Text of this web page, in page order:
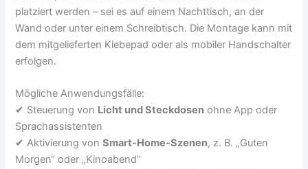
platziert werden – sei es auf einem Nachttisch, an der
Wand oder unter einem Schreibtisch. Die Montage kann mit
dem mitgelieferten Klebepad oder als mobiler Handschalter
erfolgen.
Mögliche Anwendungsfälle:
✔ Steuerung von Licht und Steckdosen ohne App oder
Sprachassistenten
✔ Aktivierung vonSmart-Home-Szenen, z. B. „Guten
Morgen“ oder „Kinoabend“